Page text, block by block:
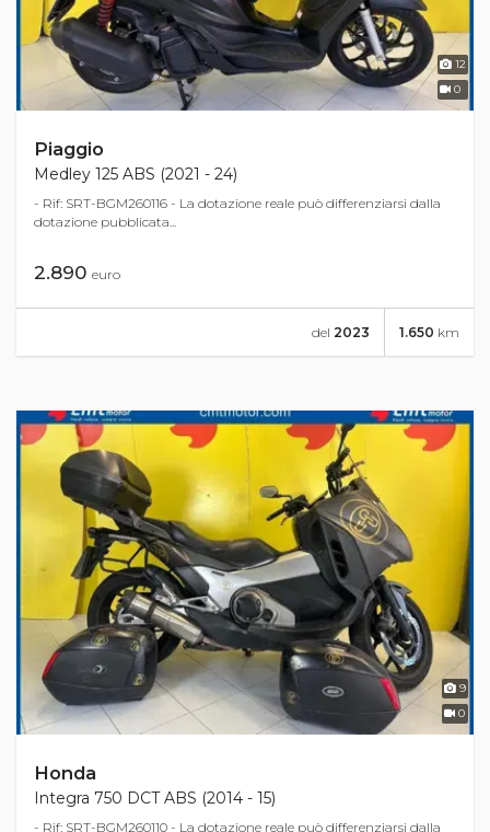
12
0
Piaggio
Medley 125 ABS (2021 - 24)
- Rif: SRT-BGM260116 - La dotazione reale può differenziarsi dalla
dotazione pubblicata...
2.890 euro
1.650 km
del 2023
9
0
Honda
Integra 750 DCT ABS (2014 - 15)
- Rif: SRT-BGM260110 - La dotazione reale può differenziarsi dalla